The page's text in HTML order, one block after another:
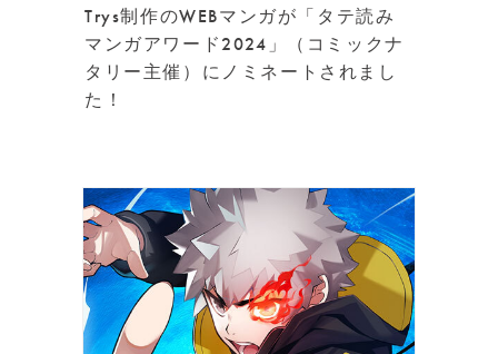
Trys制作のWEBマンガが「タテ読み
マンガアワード2024」（コミックナ
タリー主催）にノミネートされまし
た！